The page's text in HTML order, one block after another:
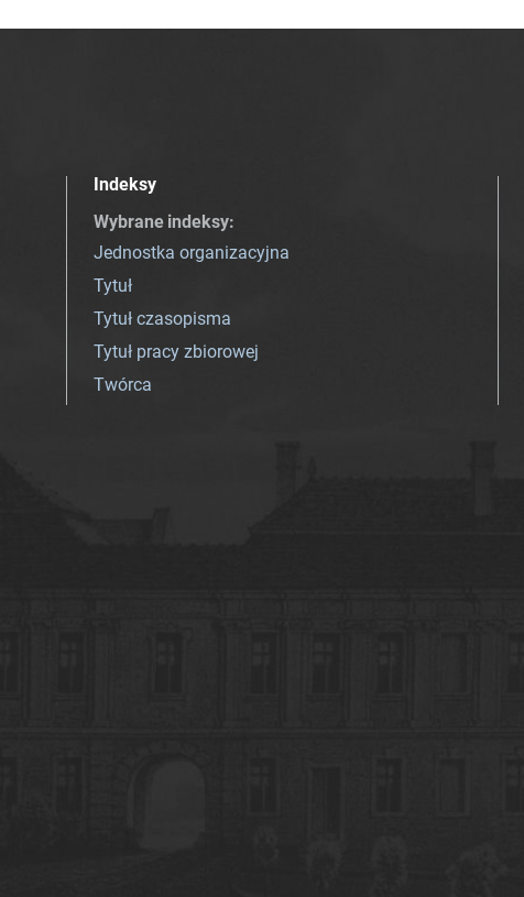
Indeksy
Wybrane indeksy:
Jednostka organizacyjna
Tytuł
Tytuł czasopisma
Tytuł pracy zbiorowej
Twórca